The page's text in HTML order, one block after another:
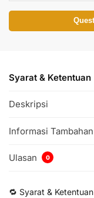
Syarat & Ketentuan
Deskripsi
Informasi Tambahan
Ulasan 0
🔁 Syarat &